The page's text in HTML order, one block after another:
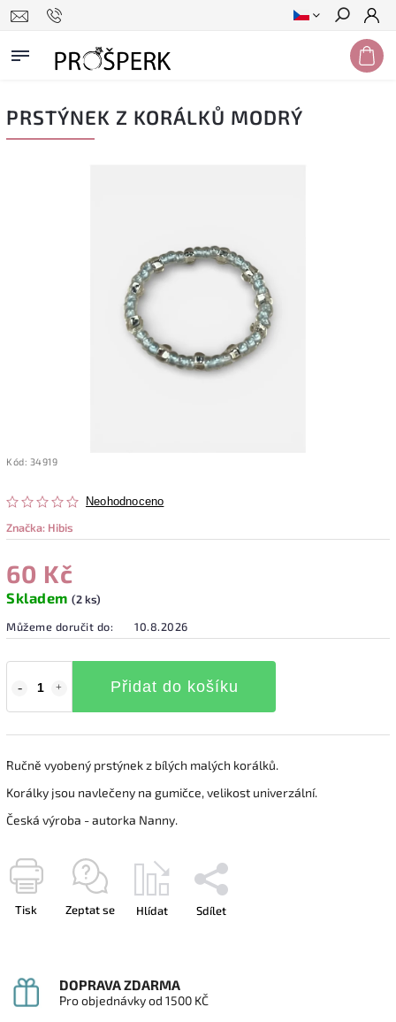
Hledat
PRSTÝNEK Z KORÁLKŮ MODRÝ
Kód: 34919
Neohodnoceno
Značka: Hibis
60 Kč
Skladem (2 ks)
Můžeme doručit do:
10.8.2026
Přidat do košíku
Ručně vyobený prstýnek z bílých malých korálků.
Korálky jsou navlečeny na gumičce, velikost univerzální.
Česká výroba - autorka Nanny.
Tisk Zeptat se Hlídat Sdílet
DOPRAVA ZDARMA
Pro objednávky od 1500 KČ